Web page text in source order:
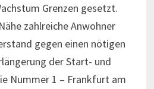
Grenzen gesetzt.
zahlreiche Anwohner
gegen einen nötigen
der Start- und
Nummer 1 – Frankfurt am